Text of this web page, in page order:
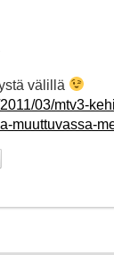
välillä
03/mtv3-
muuttuvassa-